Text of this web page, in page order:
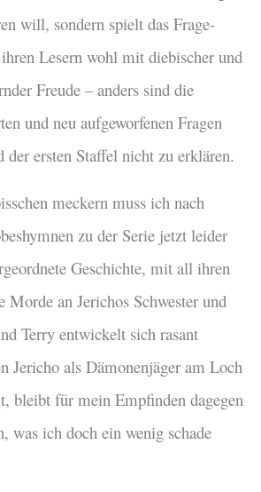
will, sondern spielt das Frage-
Lesern wohl mit diebischer und
Freude – anders sind die
und neu aufgeworfenen Fragen
ersten Staffel nicht zu erklären.
meckern muss ich nach
zu der Serie jetzt leider
Geschichte, mit all ihren
an Jerichos Schwester und
Terry entwickelt sich rasant
Jericho als Dämonenjäger am Loch
bleibt für mein Empfinden dagegen
was ich doch ein wenig schade